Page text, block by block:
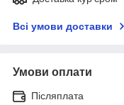
Всі умови доставки
Умови оплати
Післяплата